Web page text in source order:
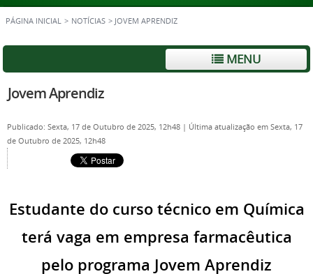
PÁGINA INICIAL > NOTÍCIAS > JOVEM APRENDIZ
MENU
Jovem Aprendiz
Publicado: Sexta, 17 de Outubro de 2025, 12h48 | Última atualização em Sexta, 17
de Outubro de 2025, 12h48
Estudante do curso técnico em Química
terá vaga em empresa farmacêutica
pelo programa Jovem Aprendiz